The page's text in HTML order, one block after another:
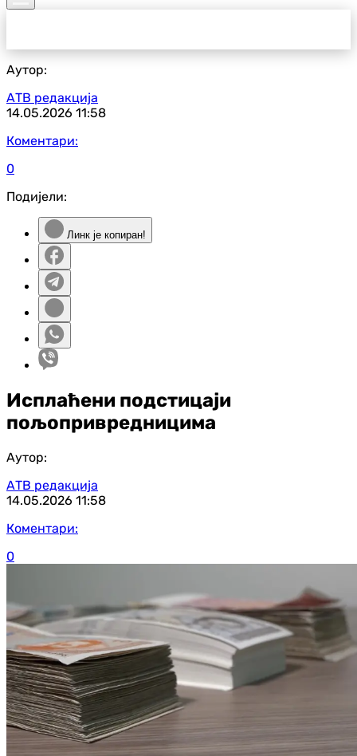
Аутор:
АТВ редакција
14.05.2026 11:58
Коментари:
0
Подијели:
Линк је копиран!
Исплаћени подстицаји
пољопривредницима
Аутор:
АТВ редакција
14.05.2026 11:58
Коментари:
0